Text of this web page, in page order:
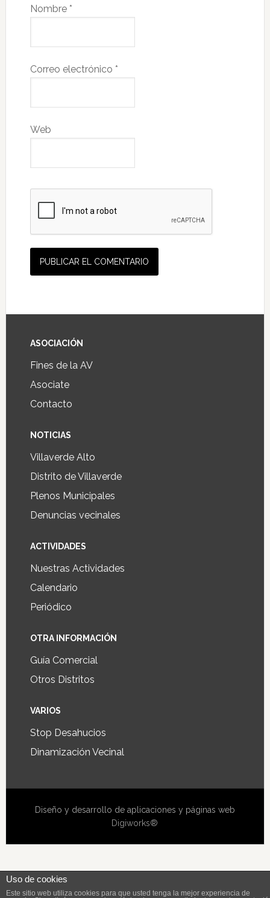
Nombre *
Correo electrónico *
Web
ASOCIACIÓN
Fines de la AV
Asociate
Contacto
NOTICIAS
Villaverde Alto
Distrito de Villaverde
Plenos Municipales
Denuncias vecinales
ACTIVIDADES
Nuestras Actividades
Calendario
Periódico
OTRA INFORMACIÓN
Guía Comercial
Otros Distritos
VARIOS
Stop Desahucios
Dinamización Vecinal
Diseño y desarrollo de aplicaciones y páginas web
Digiworks®
Uso de cookies
Este sitio web utiliza cookies para que usted tenga la mejor experiencia de